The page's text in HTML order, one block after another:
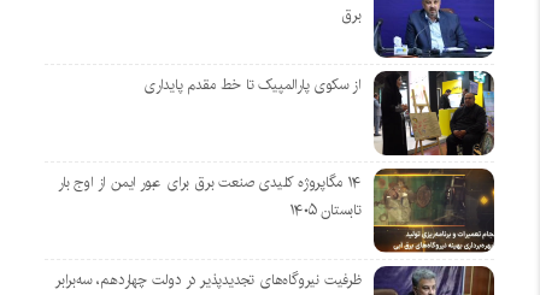
برق
از سکوی پارالمپیک تا خط مقدم پایداری
۱۴ مگاپروژه‌ کلیدی صنعت برق برای عبور ایمن از اوج بار
تابستان ۱۴۰۵
ظرفیت نیروگاه‌های تجدیدپذیر در دولت چهاردهم، سه‌برابر